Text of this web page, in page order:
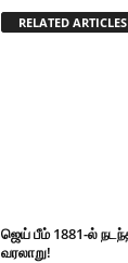
RELATED ARTICLES
ஜெய் பீம் 1881-ல்
வரலாறு!